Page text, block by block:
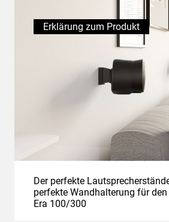
Erklärung zum Produkt
Der perfekte
perfekte Wandhalterung für
Era 100/300